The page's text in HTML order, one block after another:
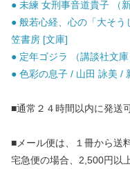
● 未練 女刑事音道貴子 （
● 般若心経、心の「大そ
笠書房 [文庫]
● 定年ゴジラ （講談社文
● 色彩の息子 / 山田 詠美 /
■通常２４時間以内に発送
■メール便は、１冊から送
宅急便の場合、2,500円以